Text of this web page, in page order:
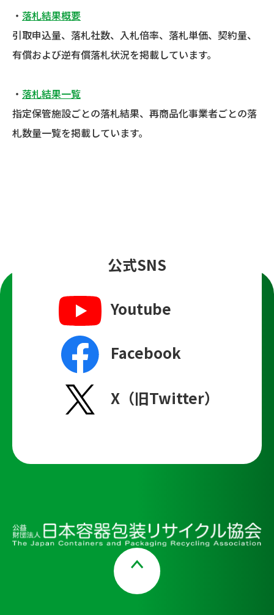
・ 落札結果概要
引取申込量、落札社数、入札倍率、落札単価、契約量、
有償および逆有償落札状況を掲載しています。
・ 落札結果一覧
指定保管施設ごとの落札結果、再商品化事業者ごとの落
札数量一覧を掲載しています。
公式SNS
Youtube
Facebook
X（旧Twitter）